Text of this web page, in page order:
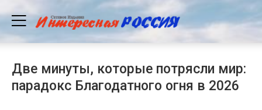
Две минуты, которые потрясли мир:
парадокс Благодатного огня в 2026